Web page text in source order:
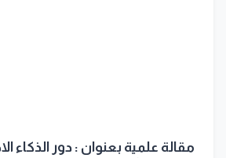
مقالة علمية بعنوان : دور الذكاء